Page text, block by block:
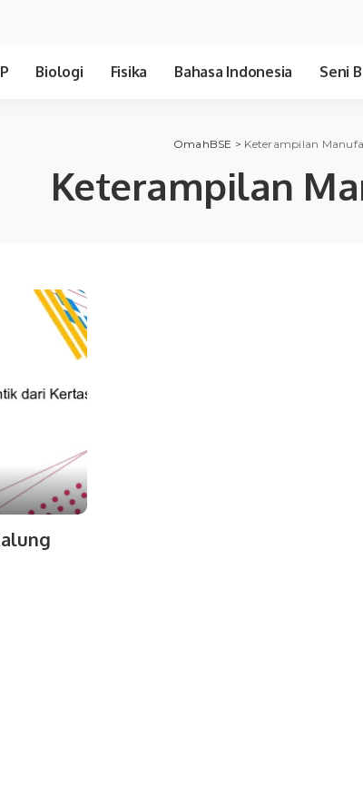
Biologi Fisika Bahasa Indonesia Seni
OmahBSE > Keterampilan
Keterampilan